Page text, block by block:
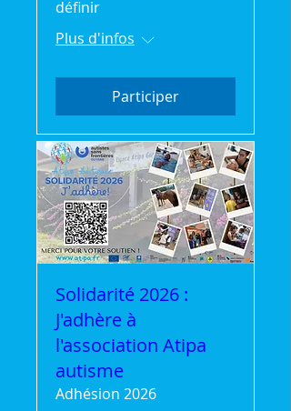
définir
Plus d'infos
Participer
Solidarité 2026 :
J'adhère à
l'association Atipa
autisme
Adhésion 2026